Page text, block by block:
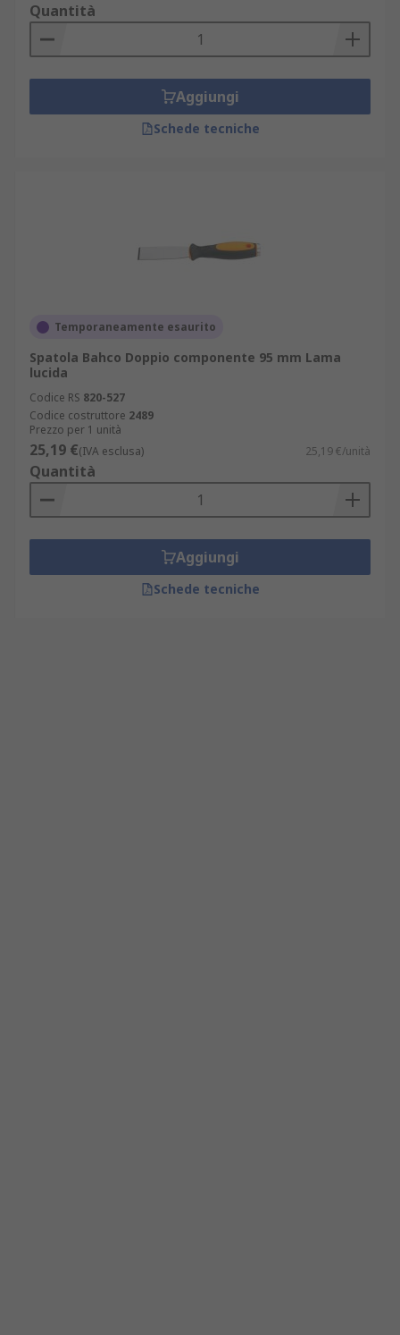
Quantità
Aggiungi
Schede tecniche
Temporaneamente esaurito
Spatola Bahco Doppio componente 95 mm Lama
lucida
Codice RS 820-527
Codice costruttore 2489
Prezzo per 1 unità
25,19 €(IVA esclusa) 25,19 €/unità
Quantità
Aggiungi
Schede tecniche